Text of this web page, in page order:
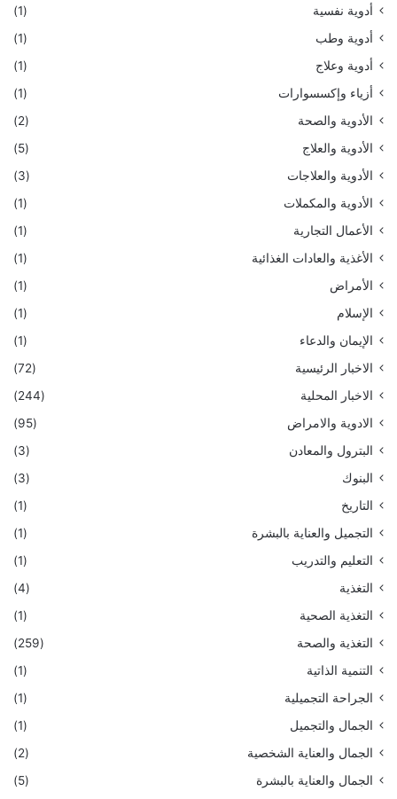
أدوية نفسية
(1)
أدوية وطب
(1)
أدوية وعلاج
(1)
أزياء وإكسسوارات
(1)
الأدوية والصحة
(2)
الأدوية والعلاج
(5)
الأدوية والعلاجات
(3)
الأدوية والمكملات
(1)
الأعمال التجارية
(1)
الأغذية والعادات الغذائية
(1)
الأمراض
(1)
الإسلام
(1)
الإيمان والدعاء
(1)
الاخبار الرئيسية
(72)
الاخبار المحلية
(244)
الادوية والامراض
(95)
البترول والمعادن
(3)
البنوك
(3)
التاريخ
(1)
التجميل والعناية بالبشرة
(1)
التعليم والتدريب
(1)
التغذية
(4)
التغذية الصحية
(1)
التغذية والصحة
(259)
التنمية الذاتية
(1)
الجراحة التجميلية
(1)
الجمال والتجميل
(1)
الجمال والعناية الشخصية
(2)
الجمال والعناية بالبشرة
(5)